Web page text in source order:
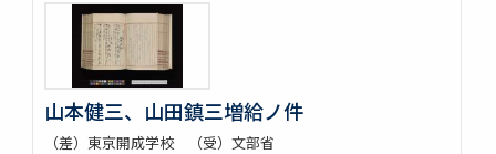
山本健三、山田鎮三増給ノ件
（差）東京開成学校 （受）文部省